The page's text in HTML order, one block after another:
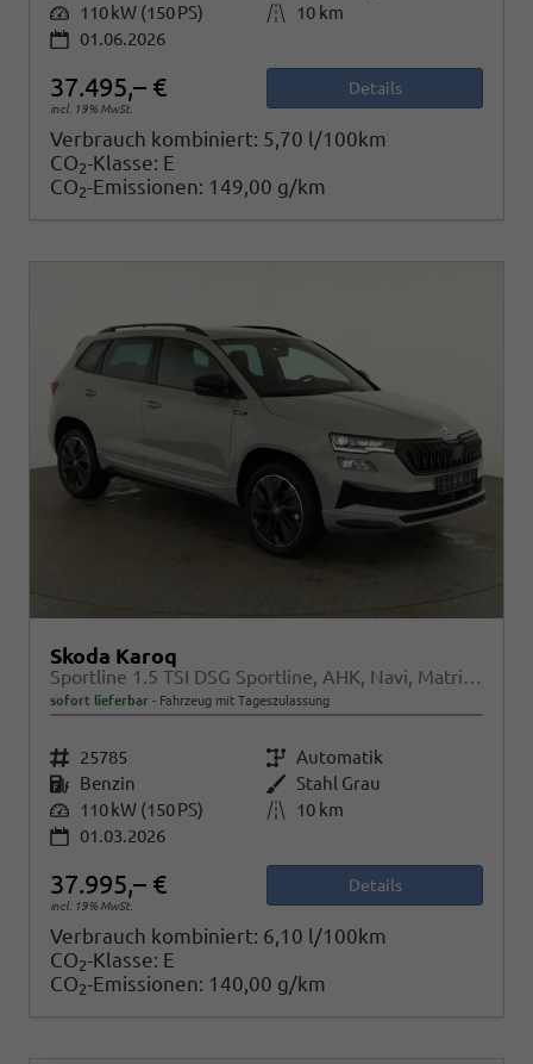
Leistung 110 kW (150 PS) Kilometerstand
10 km
01.06.2026
37.495,– €
incl. 19% MwSt.
Details
Verbrauch kombiniert: 5,70 l/100km
CO2-Klasse: E
CO2-Emissionen: 149,00 g/km
Skoda Karoq
Sportline 1.5 TSI DSG Sportline, AHK, Navi, Matrix, Kamera, el. Klappe, 5-J. Garantie
sofort lieferbar Fahrzeug mit Tageszulassung
Fahrzeugnr. 25785 Getriebe Automatik
Kraftstoff Benzin Außenfarbe Stahl Grau
Leistung 110 kW (150 PS) Kilometerstand
10 km
01.03.2026
37.995,– €
incl. 19% MwSt.
Details
Verbrauch kombiniert: 6,10 l/100km
CO2-Klasse: E
CO2-Emissionen: 140,00 g/km